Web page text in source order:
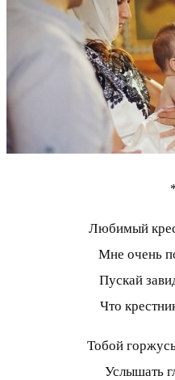
Любимый
Мне очень
Пускай
Что
Тобой
Услышать